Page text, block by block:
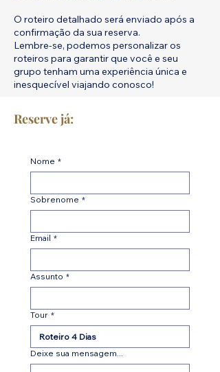
O roteiro detalhado será enviado após a
confirmação da sua reserva.
Lembre-se, podemos personalizar os
roteiros para garantir que você e seu
grupo tenham uma experiência única e
inesquecível viajando conosco!
Reserve já:
Nome *
Sobrenome *
Email *
Assunto *
Tour *
Deixe sua mensagem...